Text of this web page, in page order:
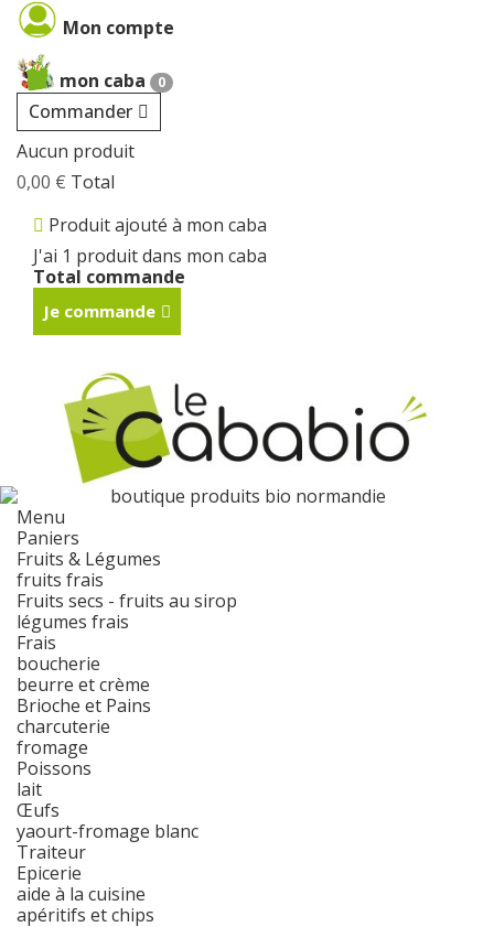
Mon compte
mon caba 0
Commander
Aucun produit
0,00 € Total
Produit ajouté à mon caba
J'ai 1 produit dans mon caba
Total commande
Je commande
Menu
Paniers
Fruits & Légumes
fruits frais
Fruits secs - fruits au sirop
légumes frais
Frais
boucherie
beurre et crème
Brioche et Pains
charcuterie
fromage
Poissons
lait
Œufs
yaourt-fromage blanc
Traiteur
Epicerie
aide à la cuisine
apéritifs et chips
Cookies management panel